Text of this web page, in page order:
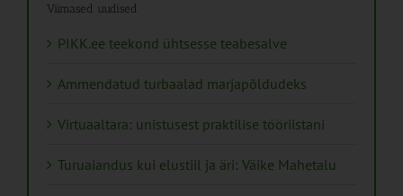
Viimased uudised
PIKK.ee teekond ühtsesse teabesalve
Ammendatud turbaalad marjapõldudeks
Virtuaaltara: unistusest praktilise tööriistani
Turuaiandus kui elustiil ja äri: Väike Mahetalu